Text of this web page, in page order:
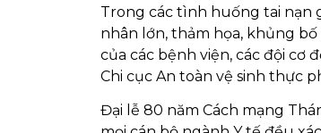
Trong các tình huống tai nạn
nhân lớn, thảm họa, khủng bố
của các bệnh viện, các đội cơ
Chi cục An toàn vệ sinh thực
Đại lễ 80 năm Cách mạng